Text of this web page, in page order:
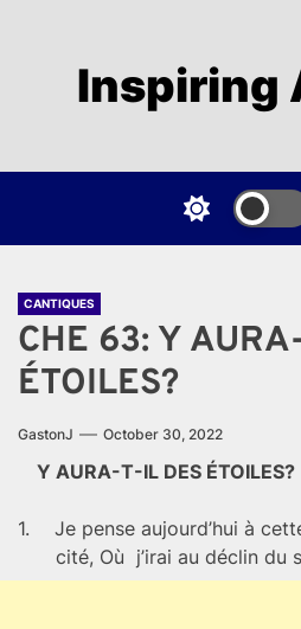
Inspiring
CANTIQUES
CHE 63: Y
ÉTOILES?
GastonJ October 30, 2022
Y AURA-T-IL DES ÉTOILES?
1.
Je pense aujourd’hui à
cité, Où j’irai au déclin du